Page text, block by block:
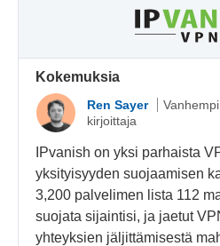
Kokemuksia
Ren Sayer
Vanhempi
kirjoittaja
IPvanish on yksi parhaista
yksityisyyden suojaamisen
3,200 palvelimen lista 112
suojata sijaintisi, ja jaetut
yhteyksien jäljittämisestä